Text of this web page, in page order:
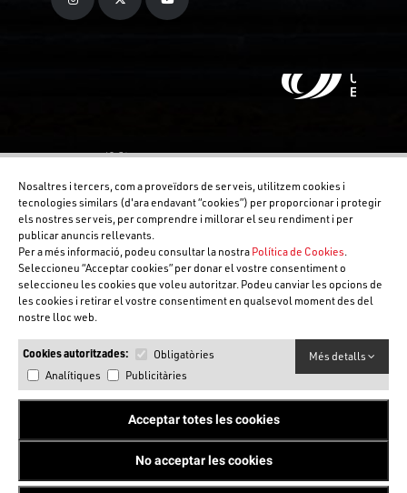
Nosaltres i tercers, com a proveïdors de serveis, utilitzem cookies i
tecnologies similars (d'ara endavant “cookies”) per proporcionar i protegir
els nostres serveis, per comprendre i millorar el seu rendiment i per
publicar anuncis rellevants.
Per a més informació, podeu consultar la nostra Política de Cookies.
Seleccioneu “Acceptar cookies” per donar el vostre consentiment o
seleccioneu les cookies que voleu autoritzar. Podeu canviar les opcions de
les cookies i retirar el vostre consentiment en qualsevol moment des del
nostre lloc web.
Cookies autoritzades:
Obligatòries
Analítiques
Publicitàries
Més detalls
Acceptar totes les cookies
No acceptar les cookies